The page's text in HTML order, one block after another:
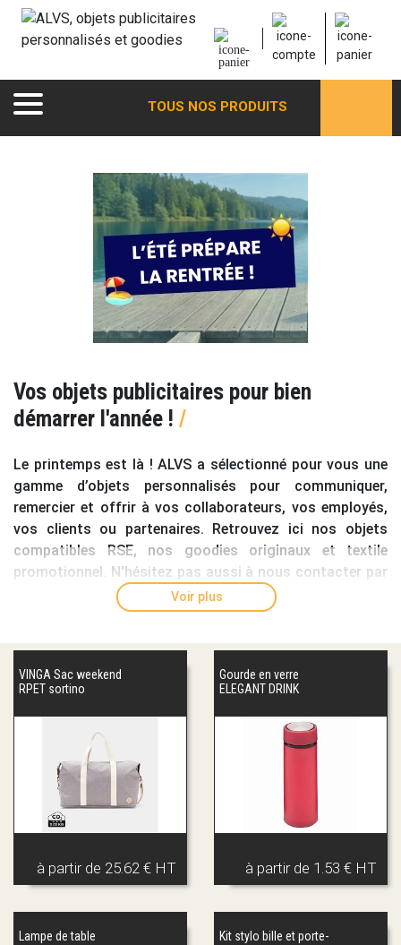
TOUS NOS PRODUITS
Vos objets publicitaires pour bien
démarrer l'année ! /
Le printemps est là ! ALVS a sélectionné pour vous une
gamme d’objets personnalisés pour communiquer,
remercier et offrirà vos collaborateurs, vos employés,
vos clients ou partenaires. Retrouvez ici nos objets
compatibles RSE, nos goodies originaux et textile
promotionnel. N'hésitez pas aussi à nous contacter par
mail ou par téléphone, nos conseillers sauront vous
guider pour vous aider à trouver l'
Voir plus
VINGA Sac weekend
RPET sortino
à partir de 25.62 € HT
Gourde en verre
ELEGANT DRINK
à partir de 1.53 € HT
Lampe de table
Kit stylo bille et porte-